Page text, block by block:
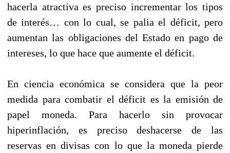
hacerla atractiva es preciso incrementar los tipos
de interés… con lo cual, se palia el déficit, pero
aumentan las obligaciones del Estado en pago de
intereses, lo que hace que aumente el déficit.
En ciencia económica se considera que la peor
medida para combatir el déficit es la emisión de
papel moneda. Para hacerlo sin provocar
hiperinflación, es preciso deshacerse de las
reservas en divisas con lo que la moneda pierde